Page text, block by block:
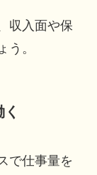
収入面や保
う。
で仕事量を